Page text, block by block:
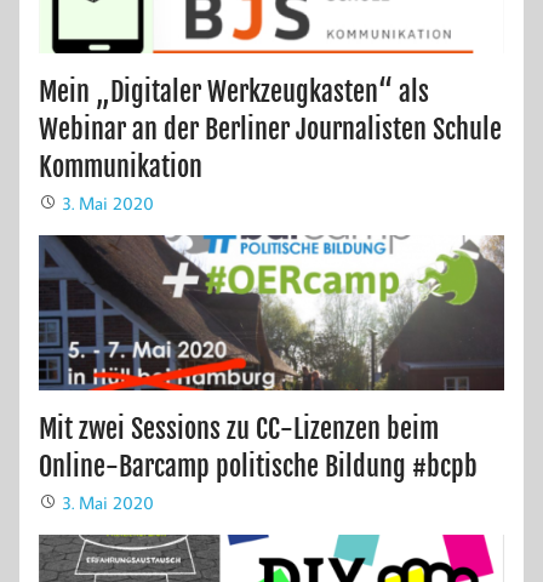
Mein „Digitaler Werkzeugkasten“ als
Webinar an der Berliner Journalisten Schule
Kommunikation
3. Mai 2020
Mit zwei Sessions zu CC-Lizenzen beim
Online-Barcamp politische Bildung #bcpb
3. Mai 2020